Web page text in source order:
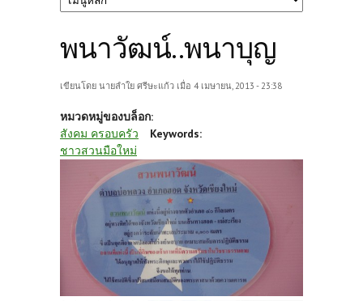
พนาวัฒน์..พนาบุญ
เขียนโดย นายลำใย ศรีษะแก้ว เมื่อ 4 เมษายน, 2013 - 23:38
หมวดหมู่ของบล็อก:
สังคม ครอบครัว
Keywords:
ชาวสวนมือใหม่